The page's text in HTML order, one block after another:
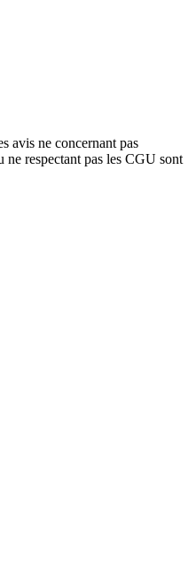
avis ne concernant pas
respectant pas les CGU sont